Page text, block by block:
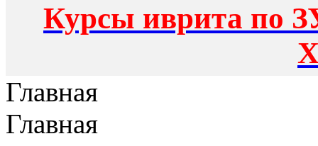
Курсы иврита по
Главная
Главная